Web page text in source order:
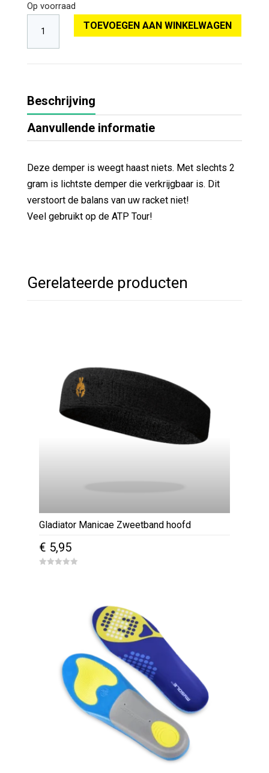
Op voorraad
TOEVOEGEN AAN WINKELWAGEN
Beschrijving
Aanvullende informatie
Deze demper is weegt haast niets. Met slechts 2
gram is lichtste demper die verkrijgbaar is. Dit
verstoort de balans van uw racket niet!
Veel gebruikt op de ATP Tour!
Gerelateerde producten
Gladiator Manicae Zweetband hoofd
€ 5,95